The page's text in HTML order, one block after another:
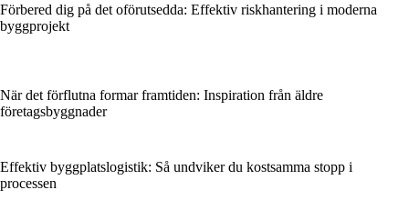
Förbered dig på det oförutsedda: Effektiv riskhantering i moderna
byggprojekt
När det förflutna formar framtiden: Inspiration från äldre
företagsbyggnader
Effektiv byggplatslogistik: Så undviker du kostsamma stopp i
processen